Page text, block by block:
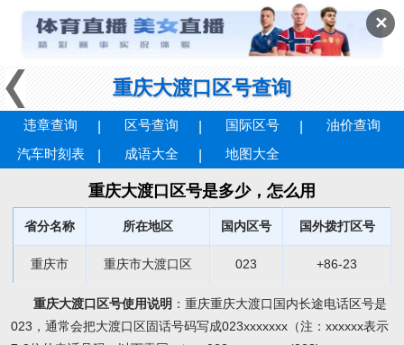
✕
重庆大渡口区号查询
违章查询 区号查询 国际区号
油价查询
汽车时刻表
成语大全 地图大全
重庆大渡口区号是多少，怎么用
省分名称 所在地区 国内区号 国外拨打区号
重庆市 重庆市大渡口区 023 +86-23
重庆大渡口区号使用说明 ：重庆重庆大渡口国内长途电话区号是
023，通常会把大渡口区固话号码写成023xxxxxxx（注：xxxxxx表示